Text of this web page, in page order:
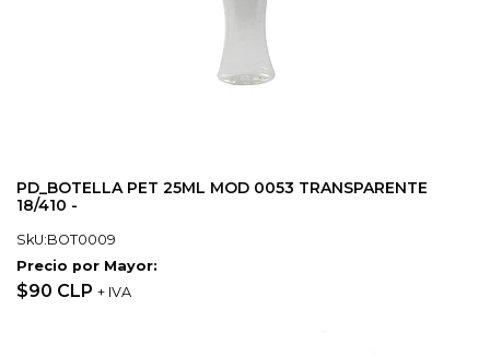
PD_BOTELLA PET 25ML MOD 0053 TRANSPARENTE
18/410 -
SkU:BOT0009
Precio por Mayor:
$90 CLP + IVA